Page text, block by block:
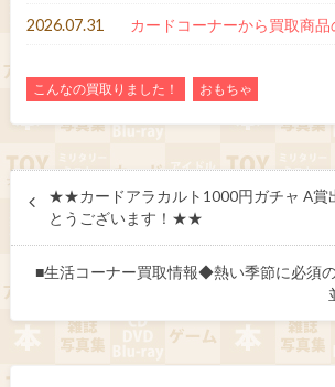
2026.07.31 カードコーナーから買取商品
こんなの買取りました！ おもちゃ
★★カードアラカルト1000円ガチャ A賞
とうございます！★★
■生活コーナー買取情報◆熱い季節に必須